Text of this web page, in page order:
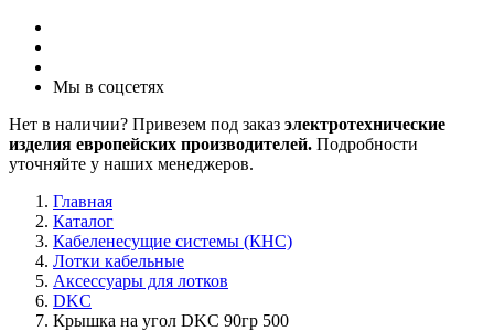
Мы в соцсетях
Нет в наличии? Привезем под заказ электротехнические
изделия европейских производителей. Подробности
уточняйте у наших менеджеров.
Главная
Каталог
Кабеленесущие системы (КНС)
Лотки кабельные
Аксессуары для лотков
DKC
Крышка на угол DKC 90гр 500